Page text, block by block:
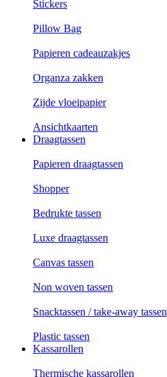
Stickers
Pillow Bag
Papieren cadeauzakjes
Organza zakken
Zijde vloeipapier
Ansichtkaarten
Draagtassen
Papieren draagtassen
Shopper
Bedrukte tassen
Luxe draagtassen
Canvas tassen
Non woven tassen
Snacktassen / take-away tassen
Plastic tassen
Kassarollen
Thermische kassarollen